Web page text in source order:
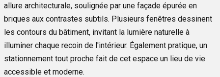
allure architecturale, soulignée par une façade épurée en
briques aux contrastes subtils. Plusieurs fenêtres dessinent
les contours du bâtiment, invitant la lumière naturelle à
illuminer chaque recoin de l'intérieur. Également pratique, un
stationnement tout proche fait de cet espace un lieu de vie
accessible et moderne.